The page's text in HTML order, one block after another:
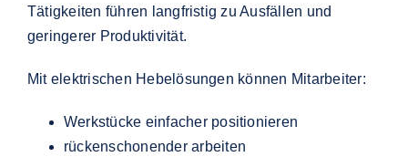
Tätigkeiten führen langfristig zu Ausfällen und
geringerer Produktivität.
Mit elektrischen Hebelösungen können Mitarbeiter:
Werkstücke einfacher positionieren
rückenschonender arbeiten